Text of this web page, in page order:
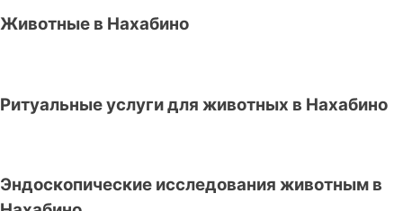
Животные в Нахабино
Ритуальные услуги для животных в Нахабино
Эндоскопические исследования животным в